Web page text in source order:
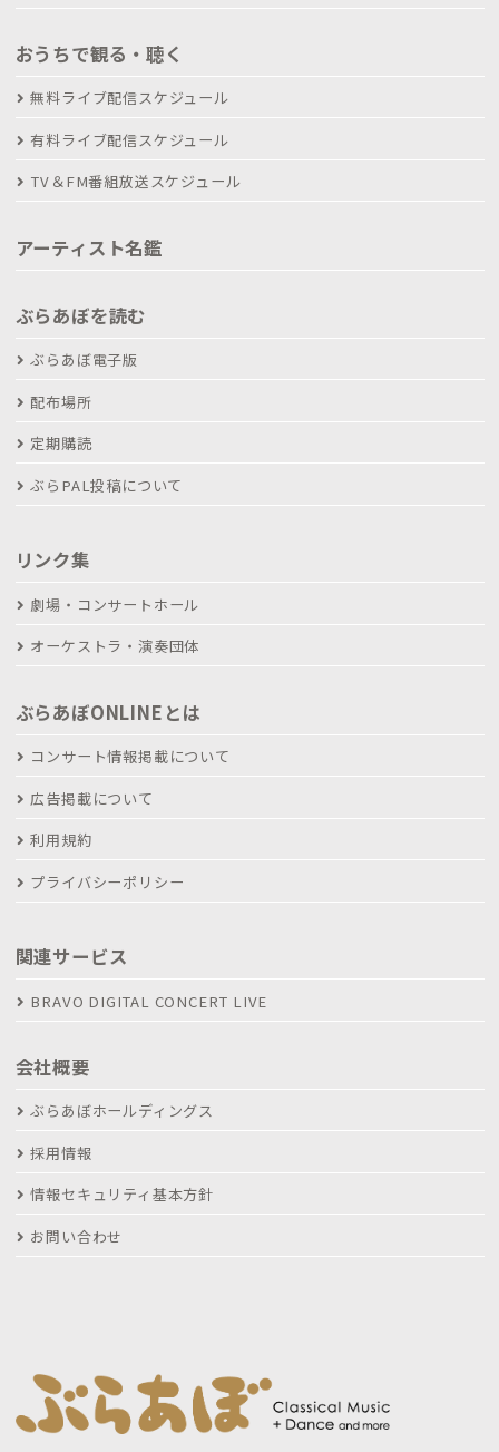
おうちで観る・聴く
無料ライブ配信スケジュール
有料ライブ配信スケジュール
TV＆FM番組放送スケジュール
アーティスト名鑑
ぶらあぼを読む
ぶらあぼ電子版
配布場所
定期購読
ぶらPAL投稿について
リンク集
劇場・コンサートホール
オーケストラ・演奏団体
ぶらあぼONLINEとは
コンサート情報掲載について
広告掲載について
利用規約
プライバシーポリシー
関連サービス
BRAVO DIGITAL CONCERT LIVE
会社概要
ぶらあぼホールディングス
採用情報
情報セキュリティ基本方針
お問い合わせ